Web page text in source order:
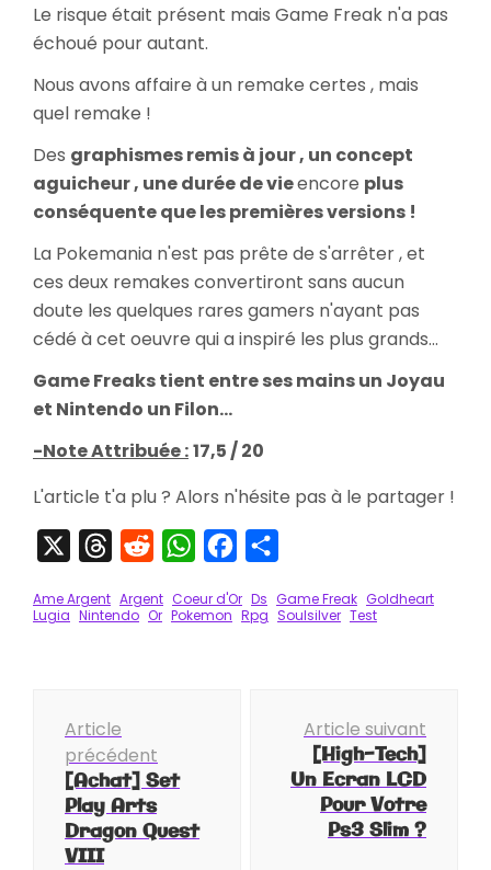
Le risque était présent mais Game Freak n'a pas
échoué pour autant.
Nous avons affaire à un remake certes , mais
quel remake !
Des graphismes remis à jour , un concept
aguicheur , une durée de vieencore plus
conséquente que les premières versions !
La Pokemania n'est pas prête de s'arrêter , et
ces deux remakes convertiront sans aucun
doute les quelques rares gamers n'ayant pas
cédé à cet oeuvre qui a inspiré les plus grands...
Game Freaks tient entre ses mains un Joyau
et Nintendo un Filon...
-Note Attribuée :17,5 / 20
L'article t'a plu ? Alors n'hésite pas à le partager !
ThreadsRedditWhatsAppFacebook
Ame Argent Argent Coeur d'Or Ds Game Freak Goldheart
Lugia Nintendo Or Pokemon Rpg Soulsilver Test
d'article
Article
précédent
[Achat] Set
Play Arts
Dragon Quest
VIII
Article suivant
[High-Tech]
Un Ecran LCD
Pour Votre
Ps3 Slim ?